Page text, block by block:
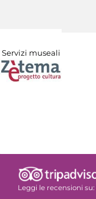
Servizi museali
Leggi le recensioni su: